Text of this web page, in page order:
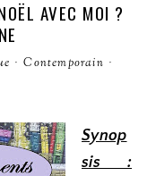
AVEC MOI ?
· Contemporain ·
Synop
sis :